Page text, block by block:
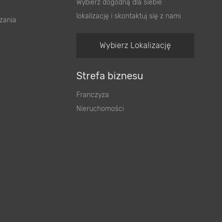
Wybierz dogodną dla siebie
lokalizację i skontaktuj się z nami
Wybierz Lokalizację
Strefa biznesu
Franczyza
Nieruchomości